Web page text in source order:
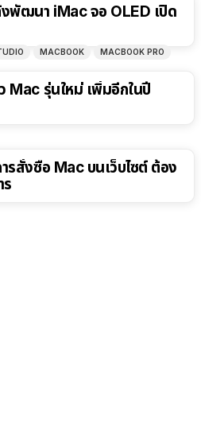
พัฒนา iMac จอ OLED เปิด
MACBOOK
MACBOOK PRO
รุ่นใหม่ เพิ่มอีกในปี
สั่งซื้อ Mac บนเว็บไซต์ ต้อง
ร